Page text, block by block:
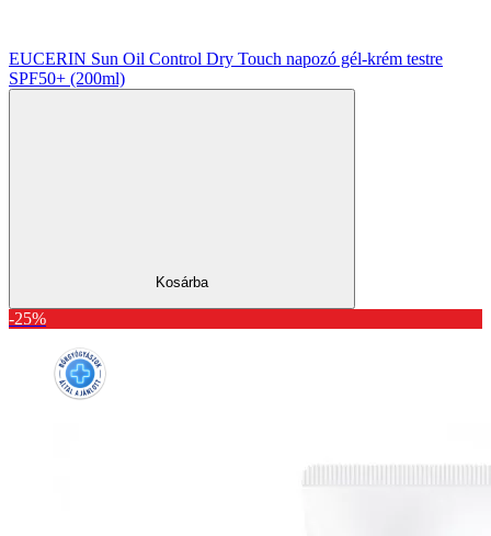
EUCERIN Sun Oil Control Dry Touch napozó gél-krém testre
SPF50+ (200ml)
Kosárba
-25%